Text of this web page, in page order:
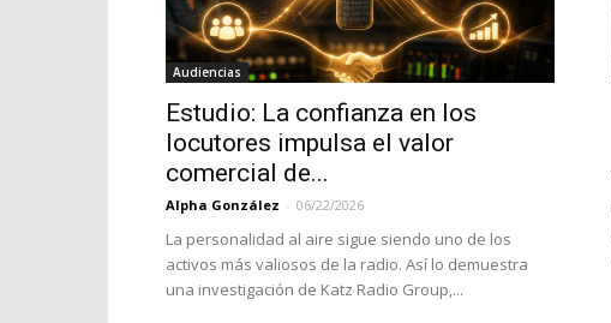
Audiencias
Estudio: La confianza en los
locutores impulsa el valor
comercial de...
Alpha González - 06/22/2026
La personalidad al aire sigue siendo uno de los
activos más valiosos de la radio. Así lo demuestra
una investigación de Katz Radio Group,...